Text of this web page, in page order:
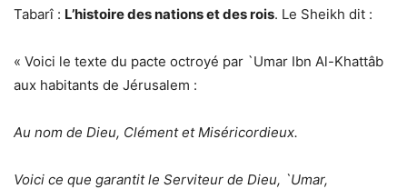
Tabarî : L’histoire des nations et des rois. Le Sheikh dit :
« Voici le texte du pacte octroyé par `Umar Ibn Al-Khattâb
aux habitants de Jérusalem :
Au nom de Dieu, Clément et Miséricordieux.
Voici ce que garantit le Serviteur de Dieu, `Umar,